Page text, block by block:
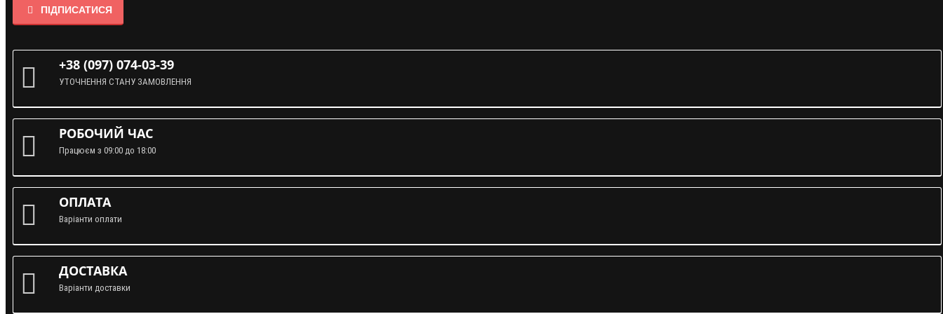
ПІДПИСАТИСЯ
+38 (097) 074-03-39
УТОЧНЕННЯ СТАНУ ЗАМОВЛЕННЯ
РОБОЧИЙ ЧАС
Працюєм з 09:00 до 18:00
ОПЛАТА
Варіанти оплати
ДОСТАВКА
Варіанти доставки